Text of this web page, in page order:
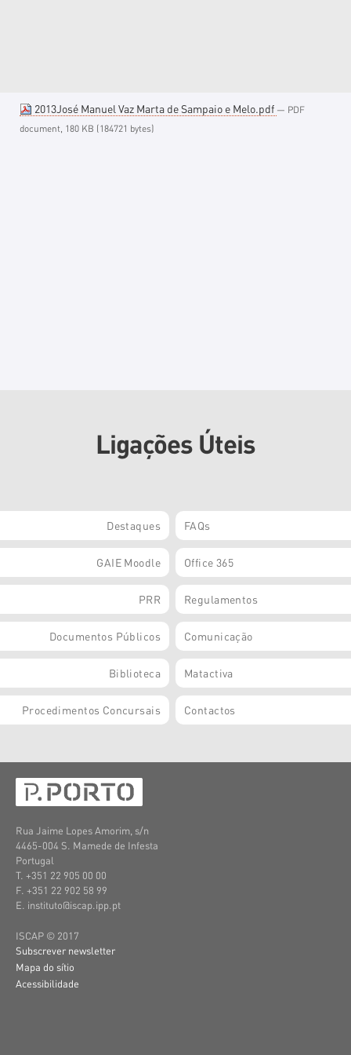
2013José Manuel Vaz Marta de Sampaio e Melo.pdf — PDF
document, 180 KB (184721 bytes)
Ligações Úteis
Destaques FAQs
GAIE Moodle Office 365
PRR Regulamentos
Documentos Públicos Comunicação
Biblioteca Matactiva
Procedimentos Concursais Contactos
Rua Jaime Lopes Amorim, s/n
4465-004 S. Mamede de Infesta
Portugal
T. +351 22 905 00 00
F. +351 22 902 58 99
E. instituto@iscap.ipp.pt
ISCAP © 2017
Subscrever newsletter
Mapa do sítio
Acessibilidade